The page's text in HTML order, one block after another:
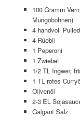
100 Gramm
Mungobohnen)
4 handvoll
4 Rüebli
1 Peperoni
1 Zwiebel
1/2 TL Ingwer,
1 TL rotes
Olivenöl
2-3 EL
Galgant Salz